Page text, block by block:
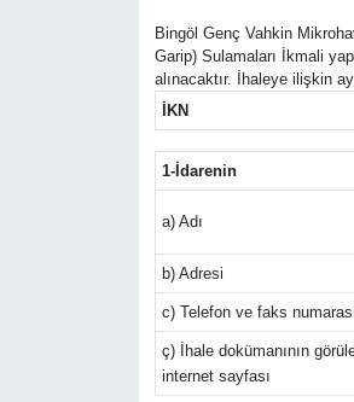
Bingöl Genç Vahkin
Garip) Sulamaları İkmali
alınacaktır. İhaleye ilişkin
İKN
1-İdarenin
a) Adı
b) Adresi
c) Telefon ve faks
ç) İhale dokümanının
internet sayfası
GÜNDEM
KARLIOVA
RESMİ İLANLAR
Son Dakika Haberleri
Haber Arşivi